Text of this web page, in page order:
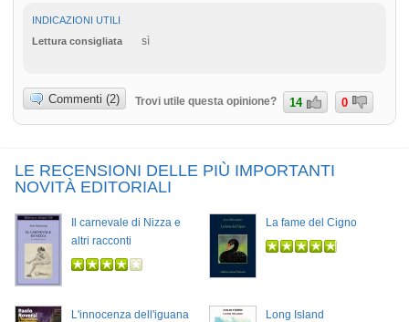
INDICAZIONI UTILI
Lettura consigliata
sì
Commenti (2) Trovi utile questa opinione? 14 0
LE RECENSIONI DELLE PIÙ IMPORTANTI
NOVITÀ EDITORIALI
Il carnevale di Nizza e
altri racconti
La fame del Cigno
L'innocenza dell'iguana Long Island